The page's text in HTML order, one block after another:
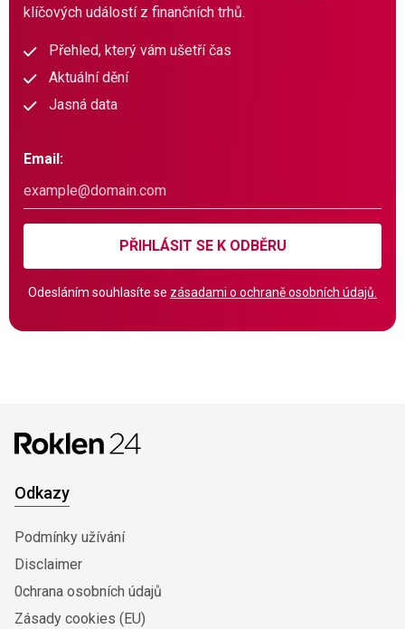
klíčových událostí z finančních trhů.
Přehled, který vám ušetří čas
Aktuální dění
Jasná data
Email:
PŘIHLÁSIT SE K ODBĚRU
Odesláním souhlasíte se zásadami o ochraně osobních údajů.
Odkazy
Podmínky užívání
Disclaimer
0chrana osobních údajů
Zásady cookies (EU)